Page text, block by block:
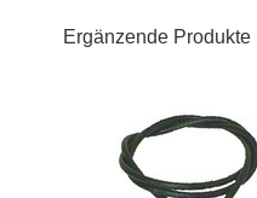
Ergänzende Produkte